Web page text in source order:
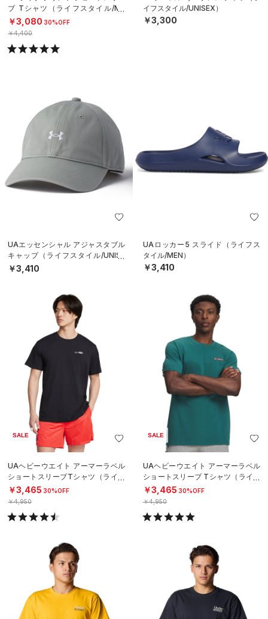
ブ Tシャツ（ライフスタイル/ME
N）
￥3,080 30%OFF
￥4,400
イフスタイル/UNISEX）
￥3,300
UAエッセンシャル アジャスタブル
キャップ（ライフスタイル/UNISE
X）
￥3,410
UAロッカー5 スライド（ライフス
タイル/MEN）
￥3,410
SALE
UAヘビーウエイト アーマーラベル
ショートスリーブTシャツ（ライフ
スタイル/MEN）
￥3,465 30%OFF
￥4,950
SALE
UAヘビーウエイト アーマーラベル
ショートスリーブ Tシャツ（ライフ
スタイル/MEN）
￥3,465 30%OFF
￥4,950